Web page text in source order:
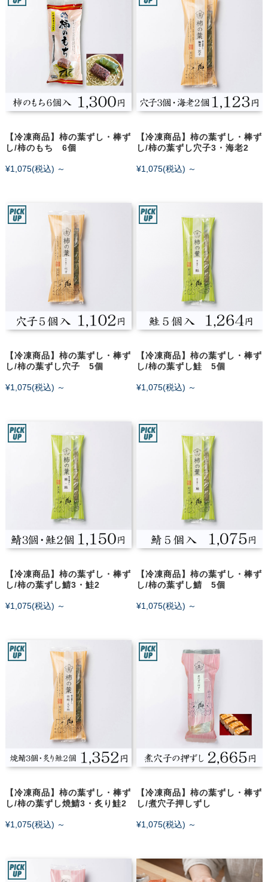
【冷凍商品】柿の葉ずし・棒ず
し/柿のもち 6個
¥1,075(税込) ～
【冷凍商品】柿の葉ずし・棒ず
し/柿の葉ずし穴子3・海老2
¥1,075(税込) ～
【冷凍商品】柿の葉ずし・棒ず
し/柿の葉ずし穴子 5個
¥1,075(税込) ～
【冷凍商品】柿の葉ずし・棒ず
し/柿の葉ずし鮭 5個
¥1,075(税込) ～
【冷凍商品】柿の葉ずし・棒ず
し/柿の葉ずし鯖3・鮭2
¥1,075(税込) ～
【冷凍商品】柿の葉ずし・棒ず
し/柿の葉ずし鯖 5個
¥1,075(税込) ～
【冷凍商品】柿の葉ずし・棒ず
し/柿の葉ずし焼鯖3・炙り鮭2
¥1,075(税込) ～
【冷凍商品】柿の葉ずし・棒ず
し/煮穴子押しずし
¥1,075(税込) ～